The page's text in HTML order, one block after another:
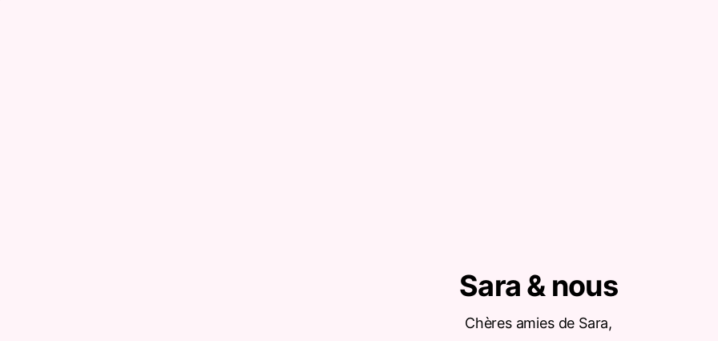
Sara & nous
Chères amies de Sara,